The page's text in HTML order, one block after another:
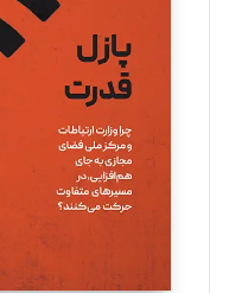
یسنا امان‌پور
تحریریه
ملینا جعفری
تحریریه
مصطفی